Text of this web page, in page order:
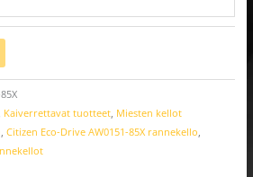
Kaiverrettavat tuotteet, Miesten kellot
, Citizen Eco-Drive AW0151-85X rannekello,